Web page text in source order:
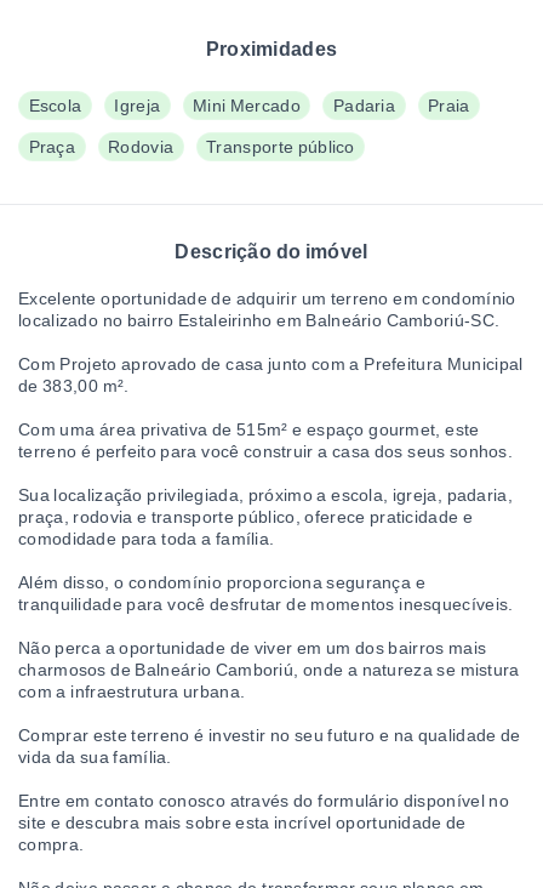
Proximidades
Escola Igreja Mini Mercado Padaria Praia
Praça Rodovia Transporte público
Descrição do imóvel
Excelente oportunidade de adquirir um terreno em condomínio
localizado no bairro Estaleirinho em Balneário Camboriú-SC.
Com Projeto aprovado de casa junto com a Prefeitura Municipal
de 383,00 m².
Com uma área privativa de 515m² e espaço gourmet, este
terreno é perfeito para você construir a casa dos seus sonhos.
Sua localização privilegiada, próximo a escola, igreja, padaria,
praça, rodovia e transporte público, oferece praticidade e
comodidade para toda a família.
Além disso, o condomínio proporciona segurança e
tranquilidade para você desfrutar de momentos inesquecíveis.
Não perca a oportunidade de viver em um dos bairros mais
charmosos de Balneário Camboriú, onde a natureza se mistura
com a infraestrutura urbana.
Comprar este terreno é investir no seu futuro e na qualidade de
vida da sua família.
Entre em contato conosco através do formulário disponível no
site e descubra mais sobre esta incrível oportunidade de
compra.